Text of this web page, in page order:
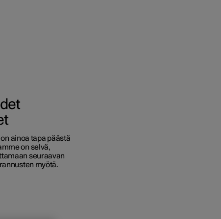
verotusarvot
ainoa tapa päästä
on selvä,
seuraavan
myötä.